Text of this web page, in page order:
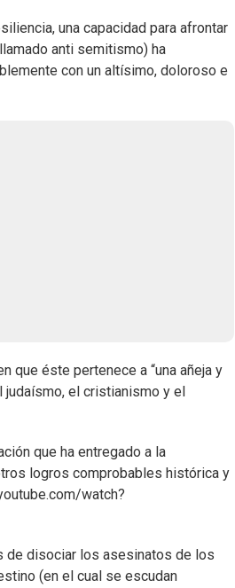
una capacidad para afrontar
anti semitismo) ha
con un altísimo, doloroso e
que éste pertenece a “una añeja y
el cristianismo y el
que ha entregado a la
logros comprobables histórica y
watch?
de disociar los asesinatos de los
(en el cual se escudan